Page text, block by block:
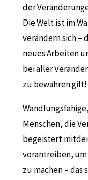
der
Die Welt ist im
verändern sich –
neues Arbeiten
bei aller
zu bewahren gilt!
Menschen, die
begeistert
vorantreiben,
zu machen –